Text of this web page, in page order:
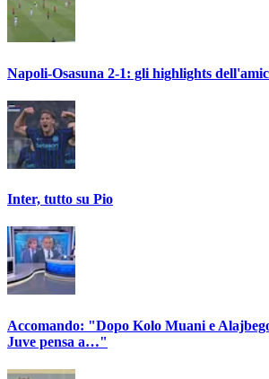
Napoli-Osasuna 2-1: gli highlights
Inter, tutto su Pio
Accomando: "Dopo Kolo Muani e
Juve pensa a…"